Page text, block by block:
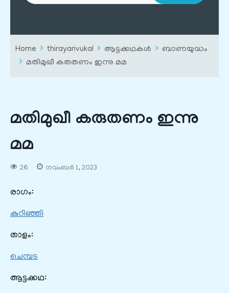
Home thirayarivukal ആട്ടക്കഥകൾ
ബാണയുദ്ധം
മതിമുഖീ കരുതണം ഇന്നു മമ
മതിമുഖീ കരുതണം ഇന്നു
മമ
26 നവംബർ 1, 2023
രാഗം:
കുറിഞ്ഞി
താളം:
ചെമ്പട
ആട്ടക്കഥ: